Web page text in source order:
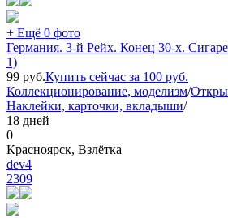
+ Ещё 0 фото
Германия. 3-й Рейх. Конец 30-х.
1)
99 руб.Купить сейчас за 100 руб.
Коллекционирование, моделизм/
Наклейки, карточки, вкладыши/
18 дней
0
Красноярск, Взлётка
dev4
2309